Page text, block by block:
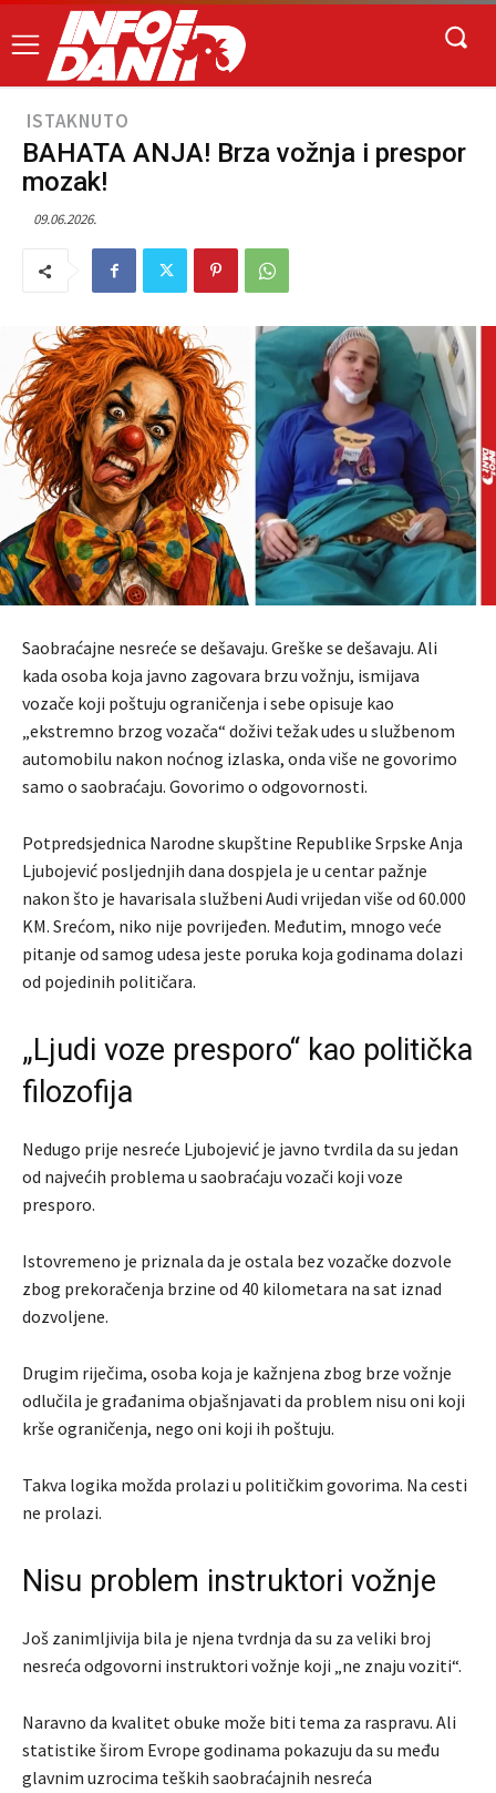
ISTAKNUTO
BAHATA ANJA! Brza vožnja i prespor
mozak!
09.06.2026.
Saobraćajne nesreće se dešavaju. Greške se dešavaju. Ali
kada osoba koja javno zagovara brzu vožnju, ismijava
vozače koji poštuju ograničenja i sebe opisuje kao
„ekstremno brzog vozača“ doživi težak udes u službenom
automobilu nakon noćnog izlaska, onda više ne govorimo
samo o saobraćaju. Govorimo o odgovornosti.
Potpredsjednica Narodne skupštine Republike Srpske Anja
Ljubojević posljednjih dana dospjela je u centar pažnje
nakon što je havarisala službeni Audi vrijedan više od 60.000
KM. Srećom, niko nije povrijeđen. Međutim, mnogo veće
pitanje od samog udesa jeste poruka koja godinama dolazi
od pojedinih političara.
„Ljudi voze presporo“ kao politička
filozofija
Nedugo prije nesreće Ljubojević je javno tvrdila da su jedan
od najvećih problema u saobraćaju vozači koji voze
presporo.
Istovremeno je priznala da je ostala bez vozačke dozvole
zbog prekoračenja brzine od 40 kilometara na sat iznad
dozvoljene.
Drugim riječima, osoba koja je kažnjena zbog brze vožnje
odlučila je građanima objašnjavati da problem nisu oni koji
krše ograničenja, nego oni koji ih poštuju.
Takva logika možda prolazi u političkim govorima. Na cesti
ne prolazi.
Nisu problem instruktori vožnje
Još zanimljivija bila je njena tvrdnja da su za veliki broj
nesreća odgovorni instruktori vožnje koji „ne znaju voziti“.
Naravno da kvalitet obuke može biti tema za raspravu. Ali
statistike širom Evrope godinama pokazuju da su među
glavnim uzrocima teških saobraćajnih nesreća